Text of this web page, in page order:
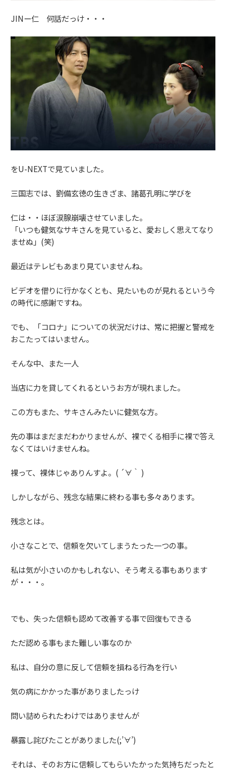
JINー仁 何話だっけ・・・
をU-NEXTで見ていました。
三国志では、劉備玄徳の生きざま、諸葛孔明に学びを
仁は・・ほぼ涙腺崩壊させていました。
「いつも健気なサキさんを見ていると、愛おしく思えてなり
ませぬ」(笑)
最近はテレビもあまり見ていませんね。
ビデオを借りに行かなくとも、見たいものが見れるという今
の時代に感謝ですね。
でも、「コロナ」についての状況だけは、常に把握と警戒を
おこたってはいません。
そんな中、また一人
当店に力を貸してくれるというお方が現れました。
この方もまた、サキさんみたいに健気な方。
先の事はまだまだわかりませんが、裸でくる相手に裸で答え
なくてはいけませんね。
裸って、裸体じゃありんすよ。( ´∀｀ )
しかしながら、残念な結果に終わる事も多々あります。
残念とは。
小さなことで、信頼を欠いてしまうたった一つの事。
私は気が小さいのかもしれない、そう考える事もあります
が・・・。
でも、失った信頼も認めて改善する事で回復もできる
ただ認める事もまた難しい事なのか
私は、自分の意に反して信頼を損ねる行為を行い
気の病にかかった事がありましたっけ
問い詰められたわけではありませんが
暴露し詫びたことがありました(;’∀’)
それは、そのお方に信頼してもらいたかった気持ちだったと